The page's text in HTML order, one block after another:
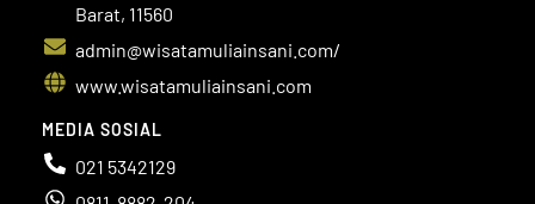
Barat, 11560
admin@wisatamuliainsani.com/
www.wisatamuliainsani.com
MEDIA SOSIAL
021 5342129